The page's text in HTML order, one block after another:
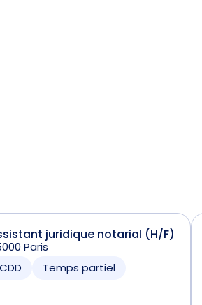
juridique notarial (H/F)
Paris
CDD
Temps partiel